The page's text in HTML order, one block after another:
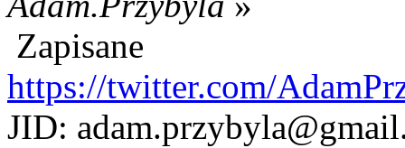
Zapisane
https://twitter.com/
JID: